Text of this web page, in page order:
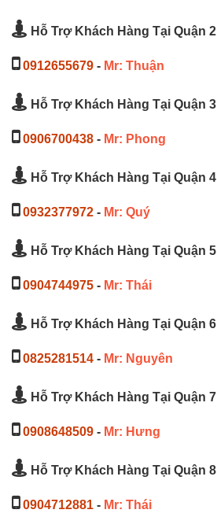
Hỗ Trợ Khách Hàng Tại Quận 2
0912655679 - Mr: Thuận
Hỗ Trợ Khách Hàng Tại Quận 3
0906700438 - Mr: Phong
Hỗ Trợ Khách Hàng Tại Quận 4
0932377972 - Mr: Quý
Hỗ Trợ Khách Hàng Tại Quận 5
0904744975 - Mr: Thái
Hỗ Trợ Khách Hàng Tại Quận 6
0825281514 - Mr: Nguyên
Hỗ Trợ Khách Hàng Tại Quận 7
0908648509 - Mr: Hưng
Hỗ Trợ Khách Hàng Tại Quận 8
0904712881 - Mr: Thái